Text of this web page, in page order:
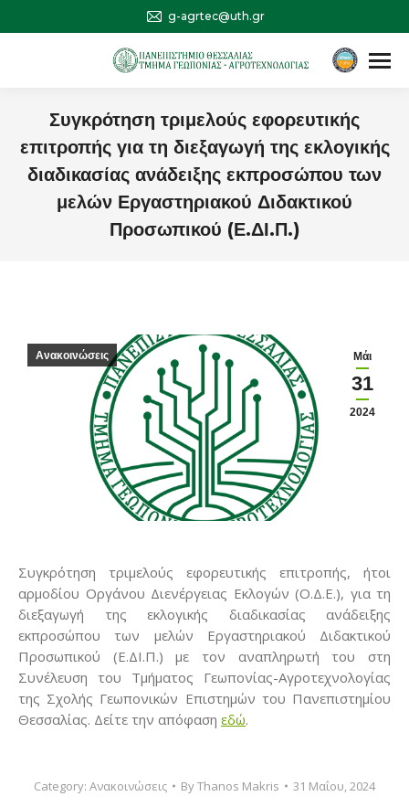
g-agrtec@uth.gr
Συγκρότηση τριμελούς εφορευτικής
επιτροπής για τη διεξαγωγή της εκλογικής
διαδικασίας ανάδειξης εκπροσώπου των
μελών Εργαστηριακού Διδακτικού
Προσωπικού (Ε.ΔΙ.Π.)
Μάι
31
2024
Ανακοινώσεις
Συγκρότηση τριμελούς εφορευτικής επιτροπής, ήτοι
αρμοδίου Οργάνου Διενέργειας Εκλογών (Ο.Δ.Ε.), για τη
διεξαγωγή της εκλογικής διαδικασίας ανάδειξης
εκπροσώπου των μελών Εργαστηριακού Διδακτικού
Προσωπικού (Ε.ΔΙ.Π.) με τον αναπληρωτή του στη
Συνέλευση του Τμήματος Γεωπονίας-Αγροτεχνολογίας
της Σχολής Γεωπονικών Επιστημών του Πανεπιστημίου
Θεσσαλίας. Δείτε την απόφαση εδώ.
Category: Ανακοινώσεις ByThanos Makris 31 Μαΐου, 2024